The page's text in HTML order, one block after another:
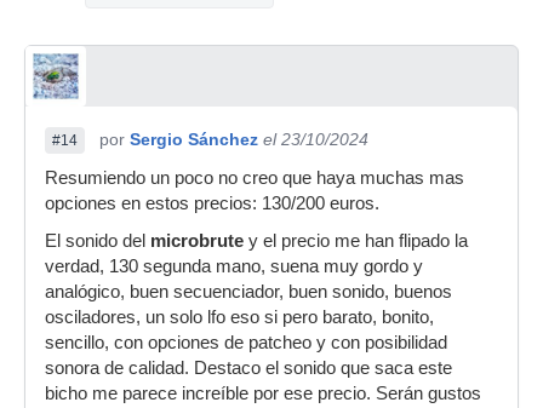
#14 por Sergio Sánchez el 23/10/2024
Resumiendo un poco no creo que haya muchas mas
opciones en estos precios: 130/200 euros.
El sonido del microbrute y el precio me han flipado la
verdad, 130 segunda mano, suena muy gordo y
analógico, buen secuenciador, buen sonido, buenos
osciladores, un solo lfo eso si pero barato, bonito,
sencillo, con opciones de patcheo y con posibilidad
sonora de calidad. Destaco el sonido que saca este
bicho me parece increíble por ese precio. Serán gustos